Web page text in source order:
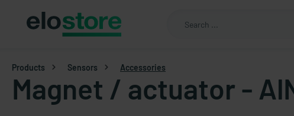
Products Sensors Accessories
Magnet / actuator -